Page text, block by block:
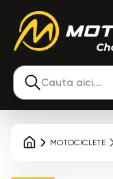
Cauta aici...
MOTOCICLETE